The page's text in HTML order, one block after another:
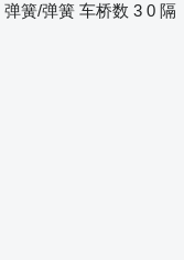
弹簧/弹簧 车桥数 3 0 隔